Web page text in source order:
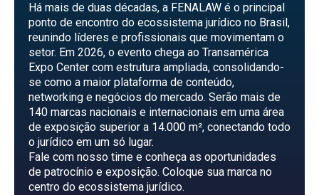
Há mais de duas décadas, a FENALAW é o principal
ponto de encontro do ecossistema jurídico no Brasil,
reunindo líderes e profissionais que movimentam o
setor. Em 2026, o evento chega ao Transamérica
Expo Center com estrutura ampliada, consolidando-
se como a maior plataforma de conteúdo,
networking e negócios do mercado. Serão mais de
140 marcas nacionais e internacionais em uma área
de exposição superior a 14.000 m², conectando todo
o jurídico em um só lugar.
Fale com nosso time e conheça as oportunidades
de patrocínio e exposição. Coloque sua marca no
centro do ecossistema jurídico.